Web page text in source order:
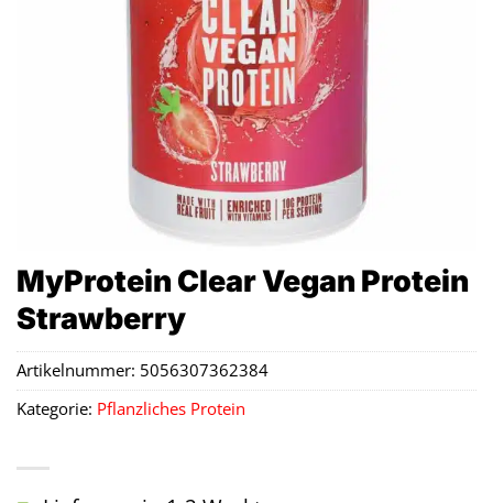
MyProtein Clear Vegan Protein
Strawberry
Artikelnummer: 5056307362384
Kategorie: Pflanzliches Protein